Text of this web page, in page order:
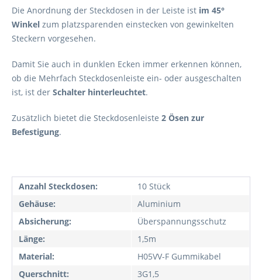
Die Anordnung der Steckdosen in der Leiste ist im 45°
Winkel zum platzsparenden einstecken von gewinkelten
Steckern vorgesehen.
Damit Sie auch in dunklen Ecken immer erkennen können,
ob die Mehrfach Steckdosenleiste ein- oder ausgeschalten
ist, ist der Schalter hinterleuchtet.
Zusätzlich bietet die Steckdosenleiste 2 Ösen zur
Befestigung.
Anzahl Steckdosen:
10 Stück
Gehäuse:
Aluminium
Absicherung:
Überspannungsschutz
Länge:
1,5m
Material:
H05VV-F Gummikabel
Querschnitt:
3G1,5